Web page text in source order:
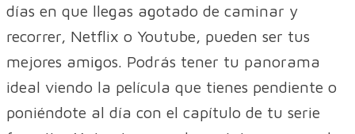
días en que llegas agotado de caminar y
recorrer, Netflix o Youtube, pueden ser tus
mejores amigos. Podrás tener tu panorama
ideal viendo la película que tienes pendiente o
poniéndote al día con el capítulo de tu serie